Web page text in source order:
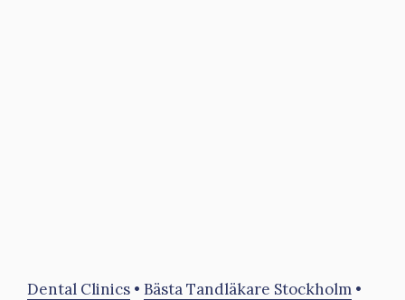
Dental Clinics • Bästa Tandläkare Stockholm •